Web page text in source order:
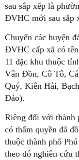
sau sắp xếp là
ĐVHC mới sau sắp
Chuyển các huyện
ĐVHC cấp xã có
11 đặc khu thuộc
Vân Đồn, Cô Tô,
Quý, Kiên Hải,
Đảo).
Riêng đối với thành
có thẩm quyền đã
thuộc thành phố
theo đó nghiên cứu